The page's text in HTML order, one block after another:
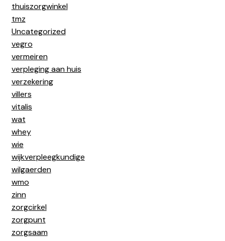
thuiszorgwinkel
tmz
Uncategorized
vegro
vermeiren
verpleging aan huis
verzekering
villers
vitalis
wat
whey
wie
wijkverpleegkundige
wilgaerden
wmo
zinn
zorgcirkel
zorgpunt
zorgsaam